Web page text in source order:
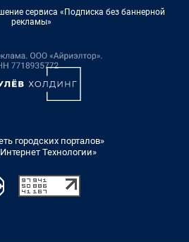
сервиса «Подписка без баннерной
рекламы»
городских порталов»
Технологии»